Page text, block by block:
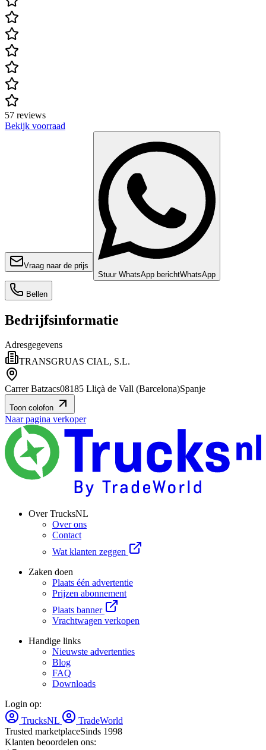
57 reviews
Bekijk voorraad
Vraag naar de prijs
Stuur WhatsApp berichtWhatsApp
Bellen
Bedrijfsinformatie
Adresgegevens
TRANSGRUAS CIAL, S.L.
Carrer Batzacs08185 Lliçà de Vall (Barcelona)Spanje
Toon colofon
Naar pagina verkoper
Over TrucksNL
Over ons
Contact
Wat klanten zeggen
Zaken doen
Plaats één advertentie
Prijzen abonnement
Plaats banner
Vrachtwagen verkopen
Handige links
Nieuwste advertenties
Blog
FAQ
Downloads
Login op:
TrucksNL
TradeWorld
Trusted marketplaceSinds 1998
Klanten beoordelen ons: